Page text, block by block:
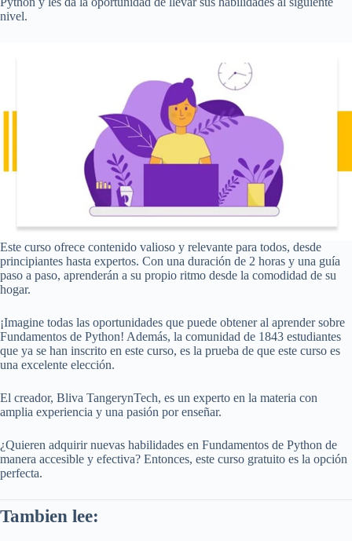
nivel.
Este curso ofrece contenido valioso y relevante para todos, desde
principiantes hasta expertos. Con una duración de 2 horas y una guía
paso a paso, aprenderán a su propio ritmo desde la comodidad de su
hogar.
¡Imagine todas las oportunidades que puede obtener al aprender sobre
Fundamentos de Python! Además, la comunidad de 1843 estudiantes
que ya se han inscrito en este curso, es la prueba de que este curso es
una excelente elección.
El creador, Bliva TangerynTech, es un experto en la materia con
amplia experiencia y una pasión por enseñar.
¿Quieren adquirir nuevas habilidades en Fundamentos de Python de
manera accesible y efectiva? Entonces, este curso gratuito es la opción
perfecta.
Tambien lee: